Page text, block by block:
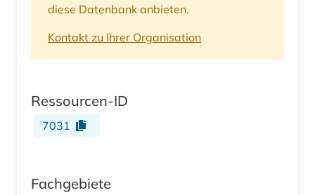
diese Datenbank anbieten.
Kontakt zu Ihrer Organisation
Ressourcen-ID
7031
Fachgebiete